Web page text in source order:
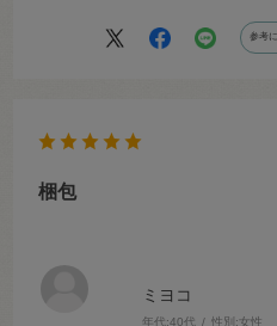
参考
ミヨコ
年代:40代 性別:女性
梱包